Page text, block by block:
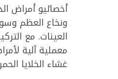
أخصائيو أمراض
ونخاع العظم
العينات. مع
معملية آلية
غشاء الخلايا